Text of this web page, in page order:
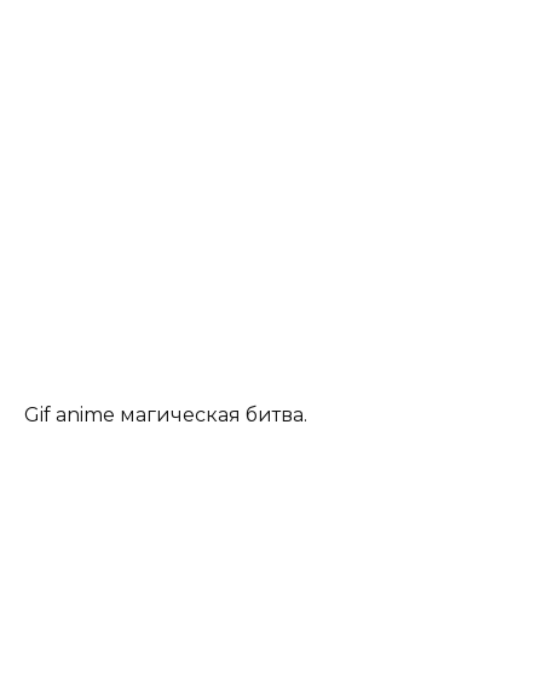
Gif anime магическая битва.